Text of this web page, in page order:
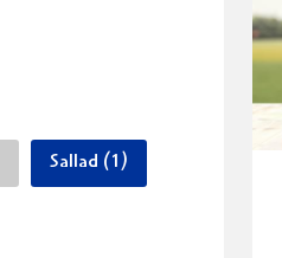
Sallad (1)